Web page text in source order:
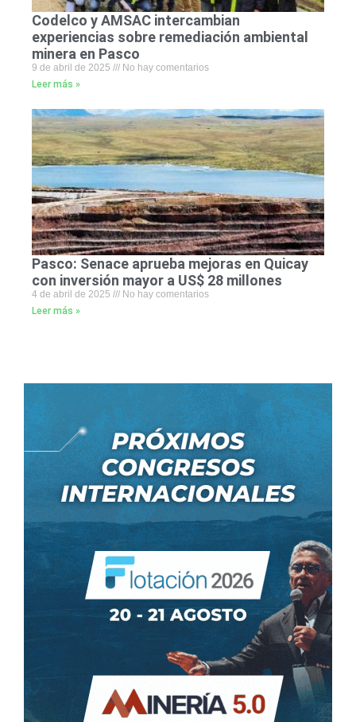
Codelco y AMSAC intercambian
experiencias sobre remediación ambiental
minera en Pasco
9 de abril de 2025
No hay comentarios
Leer más »
Pasco: Senace aprueba mejoras en Quicay
con inversión mayor a US$ 28 millones
4 de abril de 2025
No hay comentarios
Leer más »